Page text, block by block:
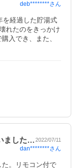
deb********さん
を経過した貯湯式
れたのをきっかけ
入でき、また、
ました…2022/07/11
dan********さん
。リモコン付で